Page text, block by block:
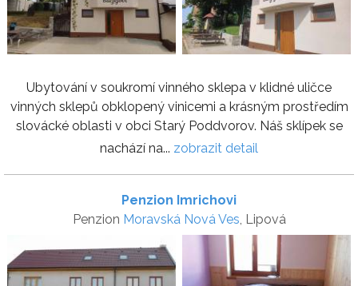
Ubytování v soukromí vinného sklepa v klidné uličce
vinných sklepů obklopený vinicemi a krásným prostředím
slovácké oblasti v obci Starý Poddvorov. Náš sklípek se
nachází na... zobrazit detail
Penzion Imrichovi
Penzion Moravská Nová Ves, Lipová